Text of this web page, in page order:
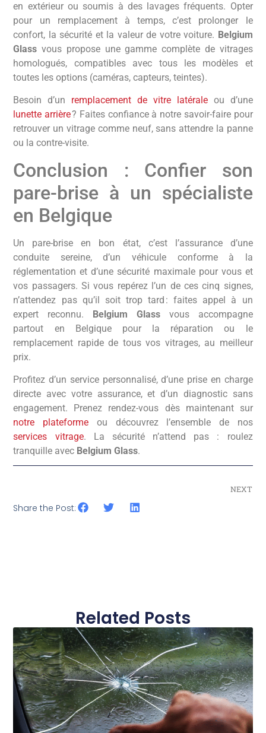
en extérieur ou soumis à des lavages fréquents. Opter
pour un remplacement à temps, c’est prolonger le
confort, la sécurité et la valeur de votre voiture. Belgium
Glass vous propose une gamme complète de vitrages
homologués, compatibles avec tous les modèles et
toutes les options (caméras, capteurs, teintes).
Besoin d’un remplacement de vitre latéraleou d’une
lunette arrière? Faites confiance à notre savoir-faire pour
retrouver un vitrage comme neuf, sans attendre la panne
ou la contre-visite.
Conclusion : Confier son
pare-brise à un spécialiste
en Belgique
Un pare-brise en bon état, c’est l’assurance d’une
conduite sereine, d’un véhicule conforme à la
réglementation et d’une sécurité maximale pour vous et
vos passagers. Si vous repérez l’un de ces cinq signes,
n’attendez pas qu’il soit trop tard : faites appel à un
expert reconnu. Belgium Glassvous accompagne
partout en Belgique pour la réparation ou le
remplacement rapide de tous vos vitrages, au meilleur
prix.
Profitez d’un service personnalisé, d’une prise en charge
directe avec votre assurance, et d’un diagnostic sans
engagement. Prenez rendez-vous dès maintenant sur
notre plateforme ou découvrez l’ensemble de nos
services vitrage. La sécurité n’attend pas : roulez
tranquille avec Belgium Glass.
NEXT
Share the Post:
Related Posts